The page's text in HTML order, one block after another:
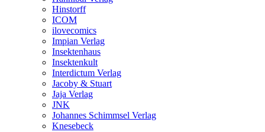
Hinstorff
ICOM
ilovecomics
Impian Verlag
Insektenhaus
Insektenkult
Interdictum Verlag
Jacoby & Stuart
Jaja Verlag
JNK
Johannes Schimmsel Verlag
Knesebeck